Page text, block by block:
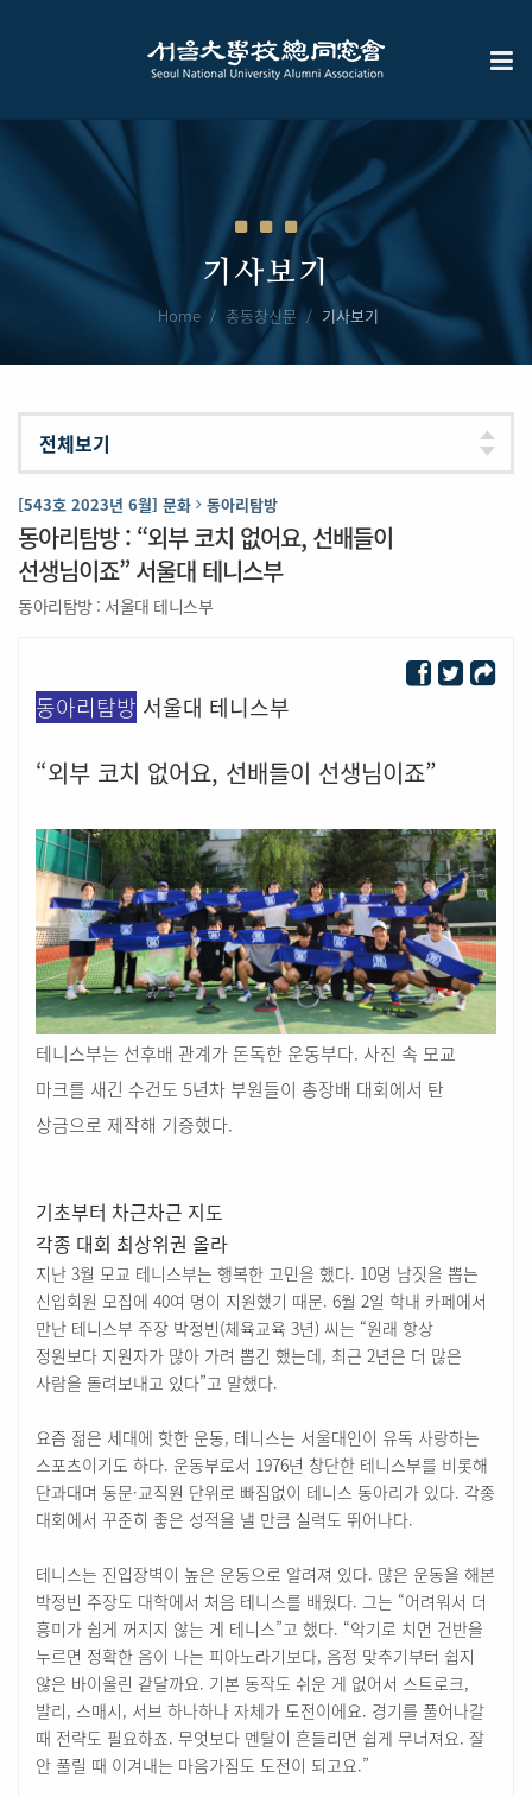
기사보기
Home 총동창신문 기사보기
[543호 2023년 6월] 문화 동아리탐방
동아리탐방 : “외부 코치 없어요, 선배들이
선생님이죠” 서울대 테니스부
동아리탐방 : 서울대 테니스부
동아리탐방 서울대 테니스부
“외부 코치 없어요, 선배들이 선생님이죠”
테니스부는 선후배 관계가 돈독한 운동부다. 사진 속 모교
마크를 새긴 수건도 5년차 부원들이 총장배 대회에서 탄
상금으로 제작해 기증했다.
기초부터 차근차근 지도
각종 대회 최상위권 올라
지난 3월 모교 테니스부는 행복한 고민을 했다. 10명 남짓을 뽑는
신입회원 모집에 40여 명이 지원했기 때문. 6월 2일 학내 카페에서
만난 테니스부 주장 박정빈(체육교육 3년) 씨는 “원래 항상
정원보다 지원자가 많아 가려 뽑긴 했는데, 최근 2년은 더 많은
사람을 돌려보내고 있다”고 말했다.
요즘 젊은 세대에 핫한 운동, 테니스는 서울대인이 유독 사랑하는
스포츠이기도 하다. 운동부로서 1976년 창단한 테니스부를 비롯해
단과대며 동문·교직원 단위로 빠짐없이 테니스 동아리가 있다. 각종
대회에서 꾸준히 좋은 성적을 낼 만큼 실력도 뛰어나다.
테니스는 진입장벽이 높은 운동으로 알려져 있다. 많은 운동을 해본
박정빈 주장도 대학에서 처음 테니스를 배웠다. 그는 “어려워서 더
흥미가 쉽게 꺼지지 않는 게 테니스”고 했다. “악기로 치면 건반을
누르면 정확한 음이 나는 피아노라기보다, 음정 맞추기부터 쉽지
않은 바이올린 같달까요. 기본 동작도 쉬운 게 없어서 스트로크,
발리, 스매시, 서브 하나하나 자체가 도전이에요. 경기를 풀어나갈
때 전략도 필요하죠. 무엇보다 멘탈이 흔들리면 쉽게 무너져요. 잘
안 풀릴 때 이겨내는 마음가짐도 도전이 되고요.”